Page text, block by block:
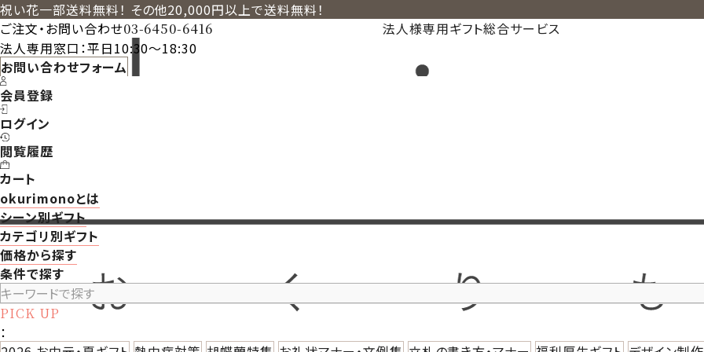
祝い花一部送料無料！ その他20,000円以上で送料無料！
法人様専用ギフト総合サービス
ご注文・お問い合わせ03-6450-6416
法人専用窓口：平日10:30～18:30
お問い合わせフォーム
会員登録
ログイン
閲覧履歴
カート
okurimonoとは
シーン別ギフト
カテゴリ別ギフト
価格から探す
条件で探す
PICK UP
：